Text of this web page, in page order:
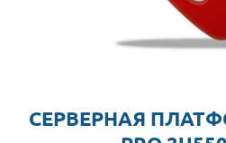
СЕРВЕРНАЯ